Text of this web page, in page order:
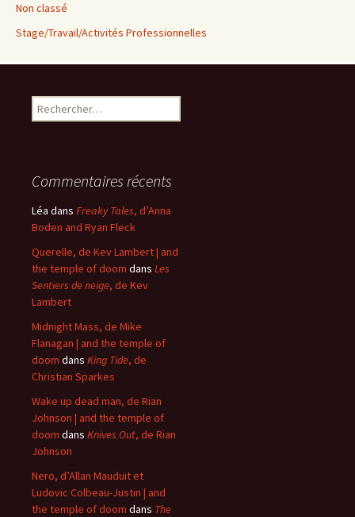
Non classé
Stage/Travail/Activités Professionnelles
Rechercher :
Commentaires récents
Léa dans Freaky Tales, d’Anna
Boden and Ryan Fleck
Querelle, de Kev Lambert | and
the temple of doom dans Les
Sentiers de neige, de Kev
Lambert
Midnight Mass, de Mike
Flanagan | and the temple of
doom dans King Tide, de
Christian Sparkes
Wake up dead man, de Rian
Johnson | and the temple of
doom dans Knives Out, de Rian
Johnson
Nero, d’Allan Mauduit et
Ludovic Colbeau-Justin | and
the temple of doom dans The